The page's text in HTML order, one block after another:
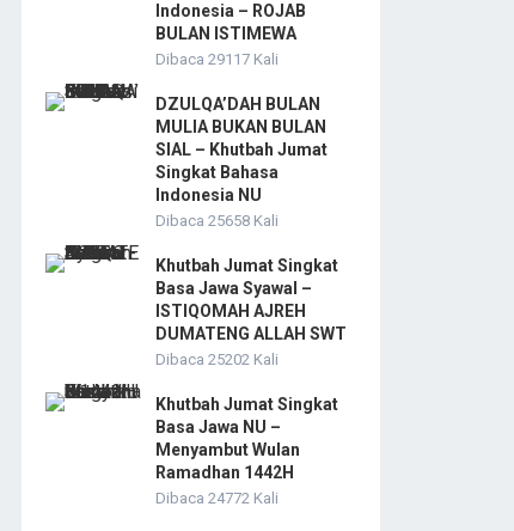
Indonesia – ROJAB
BULAN ISTIMEWA
Dibaca 29117 Kali
DZULQA’DAH BULAN
MULIA BUKAN BULAN
SIAL – Khutbah Jumat
Singkat Bahasa
Indonesia NU
Dibaca 25658 Kali
Khutbah Jumat Singkat
Basa Jawa Syawal –
ISTIQOMAH AJREH
DUMATENG ALLAH SWT
Dibaca 25202 Kali
Khutbah Jumat Singkat
Basa Jawa NU –
Menyambut Wulan
Ramadhan 1442H
Dibaca 24772 Kali